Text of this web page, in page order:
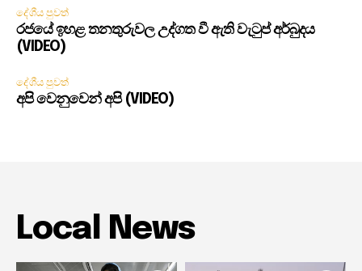
දේශීය පුවත්
රජයේ ඉහළ තනතුරුවල උද්ගත වී ඇති වැටුප් අර්බුදය
(VIDEO)
දේශීය පුවත්
අපි වෙනුවෙන් අපි (VIDEO)
Local News